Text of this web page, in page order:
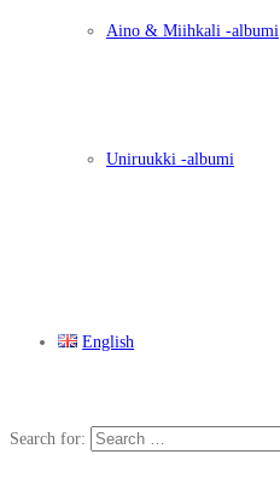
Aino & Miihkali -albumi
Uniruukki -albumi
English
Search for: